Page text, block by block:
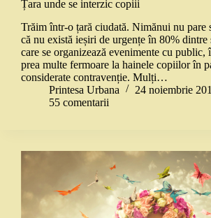
Țara unde se interzic copiii
Trăim într-o țară ciudată. Nimănui nu pare
că nu există ieșiri de urgențe în 80% dintre
care se organizează evenimente cu public,
prea multe fermoare la hainele copiilor în
considerate contravenție. Mulți…
Printesa Urbana
24 noiembrie
55 comentarii